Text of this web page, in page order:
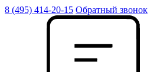
8 (495) 414-20-15 Обратный звонок